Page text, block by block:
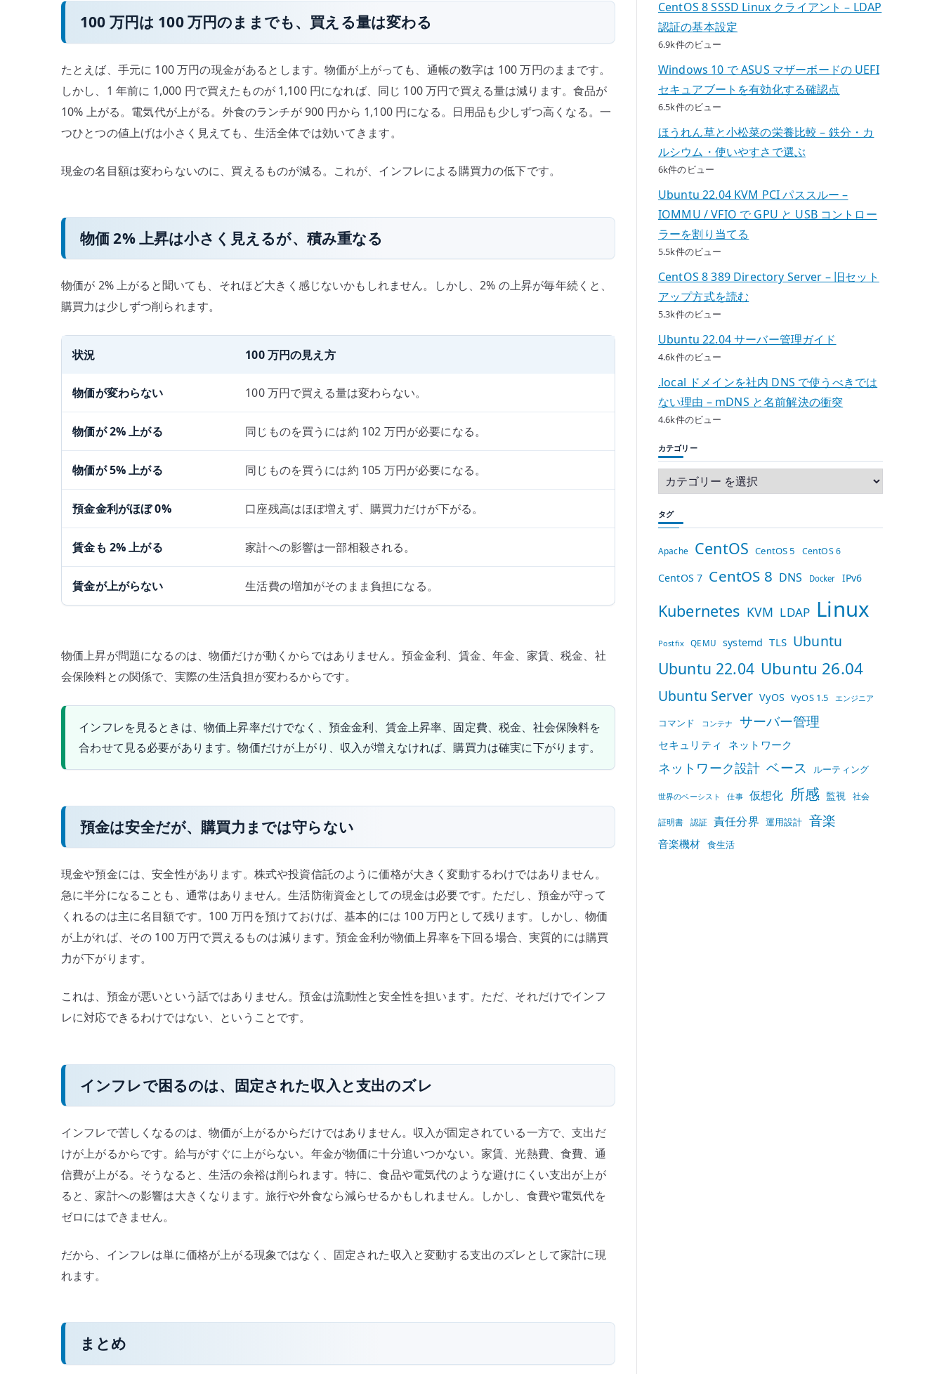
円
購
買
力
で
る
100 万円は 100 万円のままでも、買える量は変わる
たとえば、手元に 100 万円の現金があるとします。物価が上がっても、通帳の数字は 100 万円のままです。
しかし、1 年前に 1,000 円で買えたものが 1,100 円になれば、同じ 100 万円で買える量は減ります。食品が
10% 上がる。電気代が上がる。外食のランチが 900 円から 1,100 円になる。日用品も少しずつ高くなる。一
つひとつの値上げは小さく見えても、生活全体では効いてきます。
現金の名目額は変わらないのに、買えるものが減る。これが、インフレによる購買力の低下です。
物価 2% 上昇は小さく見えるが、積み重なる
物価が 2% 上がると聞いても、それほど大きく感じないかもしれません。しかし、2% の上昇が毎年続くと、
購買力は少しずつ削られます。
状況 100 万円の見え方
物価が変わらない 100 万円で買える量は変わらない。
物価が 2% 上がる 同じものを買うには約 102 万円が必要になる。
物価が 5% 上がる 同じものを買うには約 105 万円が必要になる。
預金金利がほぼ 0% 口座残高はほぼ増えず、購買力だけが下がる。
賃金も 2% 上がる 家計への影響は一部相殺される。
賃金が上がらない 生活費の増加がそのまま負担になる。
物価上昇が問題になるのは、物価だけが動くからではありません。預金金利、賃金、年金、家賃、税金、社
会保険料との関係で、実際の生活負担が変わるからです。
インフレを見るときは、物価上昇率だけでなく、預金金利、賃金上昇率、固定費、税金、社会保険料を
合わせて見る必要があります。物価だけが上がり、収入が増えなければ、購買力は確実に下がります。
預金は安全だが、購買力までは守らない
現金や預金には、安全性があります。株式や投資信託のように価格が大きく変動するわけではありません。
急に半分になることも、通常はありません。生活防衛資金としての現金は必要です。ただし、預金が守って
くれるのは主に名目額です。100 万円を預けておけば、基本的には 100 万円として残ります。しかし、物価
が上がれば、その 100 万円で買えるものは減ります。預金金利が物価上昇率を下回る場合、実質的には購買
力が下がります。
これは、預金が悪いという話ではありません。預金は流動性と安全性を担います。ただ、それだけでインフ
レに対応できるわけではない、ということです。
インフレで困るのは、固定された収入と支出のズレ
インフレで苦しくなるのは、物価が上がるからだけではありません。収入が固定されている一方で、支出だ
けが上がるからです。給与がすぐに上がらない。年金が物価に十分追いつかない。家賃、光熱費、食費、通
信費が上がる。そうなると、生活の余裕は削られます。特に、食品や電気代のような避けにくい支出が上が
ると、家計への影響は大きくなります。旅行や外食なら減らせるかもしれません。しかし、食費や電気代を
ゼロにはできません。
だから、インフレは単に価格が上がる現象ではなく、固定された収入と変動する支出のズレとして家計に現
れます。
まとめ
CentOS 8 SSSD Linux クライアント – LDAP
認証の基本設定
6.9k件のビュー
Windows 10 で ASUS マザーボードの UEFI
セキュアブートを有効化する確認点
6.5k件のビュー
ほうれん草と小松菜の栄養比較 – 鉄分・カ
ルシウム・使いやすさで選ぶ
6k件のビュー
Ubuntu 22.04 KVM PCI パススルー –
IOMMU / VFIO で GPU と USB コントロー
ラーを割り当てる
5.5k件のビュー
CentOS 8 389 Directory Server – 旧セット
アップ方式を読む
5.3k件のビュー
Ubuntu 22.04 サーバー管理ガイド
4.6k件のビュー
.local ドメインを社内 DNS で使うべきでは
ない理由 – mDNS と名前解決の衝突
4.6k件のビュー
カテゴリー
タグ
Apache CentOS CentOS 5 CentOS 6
CentOS 7 CentOS 8 DNS Docker IPv6
Kubernetes KVM LDAP Linux
Postfix QEMU systemd TLS Ubuntu
Ubuntu 22.04 Ubuntu 26.04
Ubuntu Server VyOS VyOS 1.5 エンジニア
コマンド コンテナ サーバー管理
セキュリティ ネットワーク
ネットワーク設計 ベース ルーティング
世界のベーシスト 仕事 仮想化 所感 監視 社会
証明書 認証 責任分界 運用設計 音楽
音楽機材 食生活